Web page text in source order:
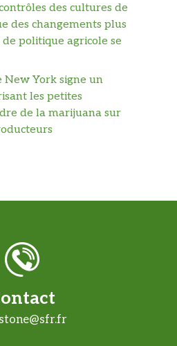
des cultures de
des changements plus
politique agricole se
York signe un
les petites
de la marijuana sur